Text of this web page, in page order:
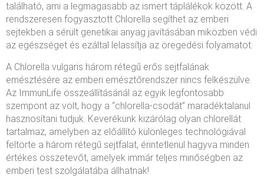
található, ami a legmagasabb az ismert táplálékok között. A
rendszeresen fogyasztott Chlorella segíthet az emberi
sejtekben a sérült genetikai anyag javításában miközben védi
az egészséget és ezáltal lelassítja az öregedési folyamatot.
A Chlorella vulgaris három rétegű erős sejtfalának
emésztésére az emberi emésztőrendszer nincs felkészülve.
Az ImmunLife összeállításánál az egyik legfontosabb
szempont az volt, hogy a “chlorella-csodát” maradéktalanul
hasznosítani tudjuk. Keverékünk kizárólag olyan chlorellát
tartalmaz, amelyben az előállító különleges technológiával
feltörte a három rétegű sejtfalat, érintetlenül hagyva minden
értékes összetevőt, amelyek immár teljes minőségben az
emberi test szolgálatába állhatnak!